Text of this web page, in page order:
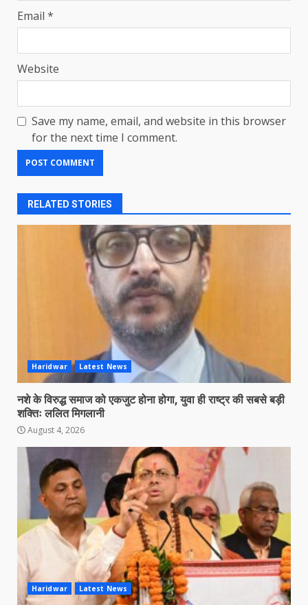
Email *
Website
Save my name, email, and website in this browser
for the next time I comment.
RELATED STORIES
Haridwar Latest News
नशे के विरुद्ध समाज को एकजुट होना होगा, युवा ही राष्ट्र की सबसे बड़ी
शक्तिः ललित मिगलानी
August 4, 2026
Haridwar Latest News